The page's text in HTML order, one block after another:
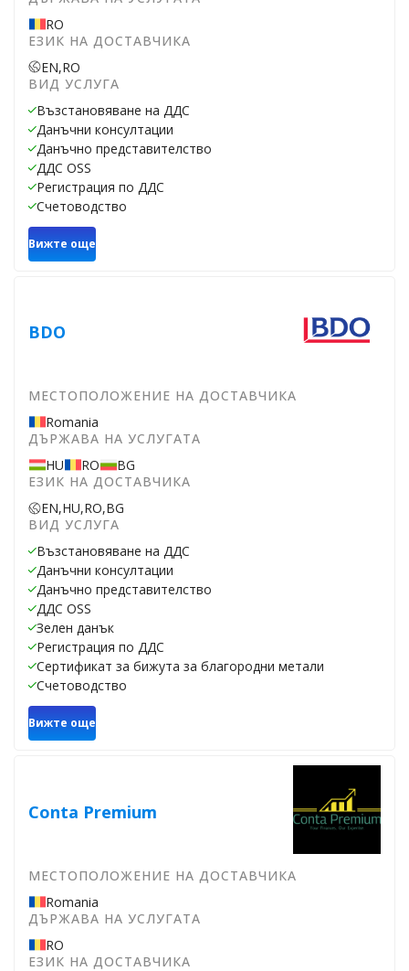
RO
ЕЗИК НА ДОСТАВЧИКА
EN,RO
ВИД УСЛУГА
Възстановяване на ДДС
Данъчни консултации
Данъчно представителство
ДДС OSS
Регистрация по ДДС
Счетоводство
Вижте още
BDO
МЕСТОПОЛОЖЕНИЕ НА ДОСТАВЧИКА
Romania
ДЪРЖАВА НА УСЛУГАТА
HU
RO
BG
ЕЗИК НА ДОСТАВЧИКА
EN,HU,RO,BG
ВИД УСЛУГА
Възстановяване на ДДС
Данъчни консултации
Данъчно представителство
ДДС OSS
Зелен данък
Регистрация по ДДС
Сертификат за бижута за благородни метали
Счетоводство
Вижте още
Conta Premium
МЕСТОПОЛОЖЕНИЕ НА ДОСТАВЧИКА
Romania
ДЪРЖАВА НА УСЛУГАТА
RO
ЕЗИК НА ДОСТАВЧИКА